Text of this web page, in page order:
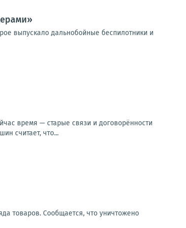
выпускало дальнобойные беспилотники и
время — старые связи и договорённости
считает, что...
товаров. Сообщается, что уничтожено